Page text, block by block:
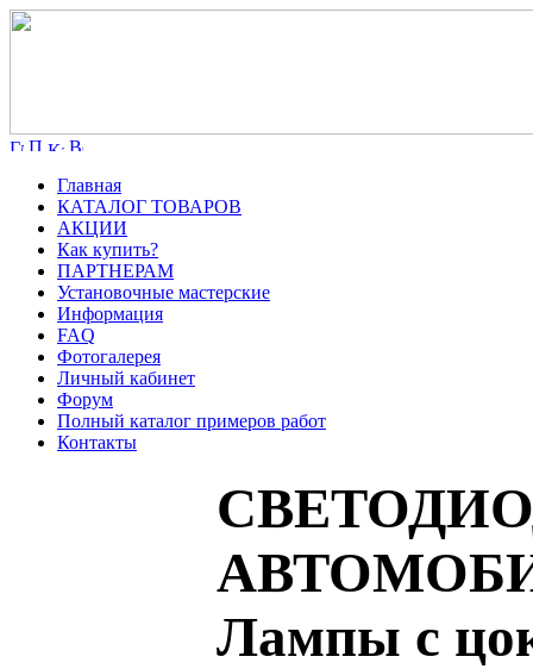
Главная
КАТАЛОГ ТОВАРОВ
АКЦИИ
Как купить?
ПАРТНЕРАМ
Установочные мастерские
Информация
FAQ
Фотогалерея
Личный кабинет
Форум
Полный каталог примеров работ
Контакты
Лампы с